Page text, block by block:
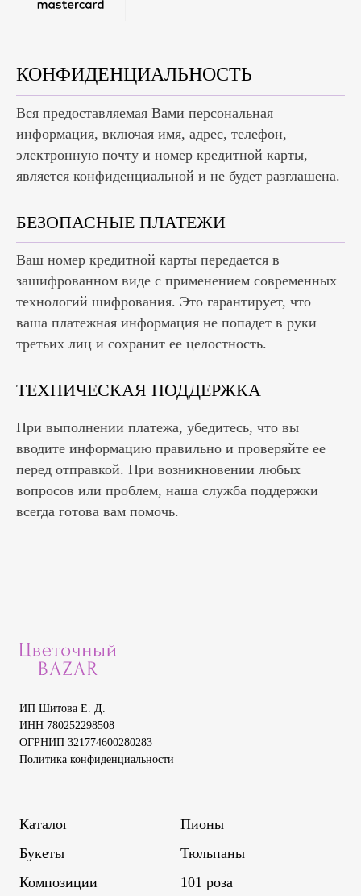
КОНФИДЕНЦИАЛЬНОСТЬ
Вся предоставляемая Вами персональная
информация, включая имя, адрес, телефон,
электронную почту и номер кредитной карты,
является конфиденциальной и не будет разглашена.
БЕЗОПАСНЫЕ ПЛАТЕЖИ
Ваш номер кредитной карты передается в
зашифрованном виде с применением современных
технологий шифрования. Это гарантирует, что
ваша платежная информация не попадет в руки
третьих лиц и сохранит ее целостность.
ТЕХНИЧЕСКАЯ ПОДДЕРЖКА
При выполнении платежа, убедитесь, что вы
вводите информацию правильно и проверяйте ее
перед отправкой. При возникновении любых
вопросов или проблем, наша служба поддержки
всегда готова вам помочь.
ИП Шитова Е. Д.
ИНН 780252298508
ОГРНИП 321774600280283
Политика конфиденциальности
Каталог
Букеты
Композиции
Пионы
Тюльпаны
101 роза